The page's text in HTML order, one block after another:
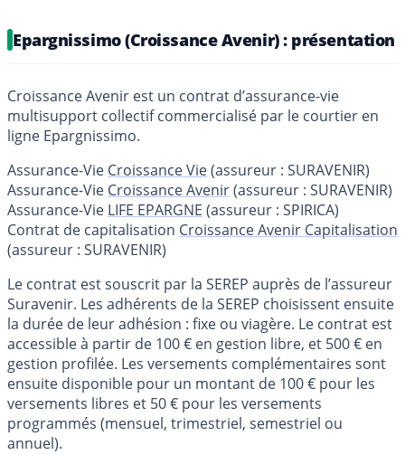
Epargnissimo (Croissance Avenir) : présentation
Croissance Avenir est un contrat d’assurance-vie
multisupport collectif commercialisé par le courtier en
ligne Epargnissimo.
Assurance-Vie Croissance Vie(assureur : SURAVENIR)
Assurance-Vie Croissance Avenir(assureur : SURAVENIR)
Assurance-Vie LIFE EPARGNE (assureur : SPIRICA)
Contrat de capitalisation Croissance Avenir Capitalisation
(assureur : SURAVENIR)
Le contrat est souscrit par la SEREP auprès de l’assureur
Suravenir. Les adhérents de la SEREP choisissent ensuite
la durée de leur adhésion : fixe ou viagère. Le contrat est
accessible à partir de 100 € en gestion libre, et 500 € en
gestion profilée. Les versements complémentaires sont
ensuite disponible pour un montant de 100 € pour les
versements libres et 50 € pour les versements
programmés (mensuel, trimestriel, semestriel ou
annuel).